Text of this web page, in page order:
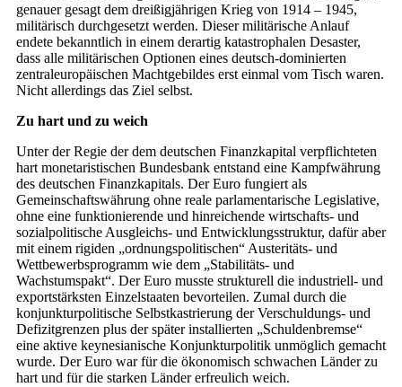
genauer gesagt dem dreißigjährigen Krieg von 1914 – 1945,
militärisch durchgesetzt werden. Dieser militärische Anlauf
endete bekanntlich in einem derartig katastrophalen Desaster,
dass alle militärischen Optionen eines deutsch-dominierten
zentraleuropäischen Machtgebildes erst einmal vom Tisch waren.
Nicht allerdings das Ziel selbst.
Zu hart und zu weich
Unter der Regie der dem deutschen Finanzkapital verpflichteten
hart monetaristischen Bundesbank entstand eine Kampfwährung
des deutschen Finanzkapitals. Der Euro fungiert als
Gemeinschaftswährung ohne reale parlamentarische Legislative,
ohne eine funktionierende und hinreichende wirtschafts- und
sozialpolitische Ausgleichs- und Entwicklungsstruktur, dafür aber
mit einem rigiden „ordnungspolitischen“ Austeritäts- und
Wettbewerbs­programm wie dem „Stabilitäts- und
Wachstumspakt“. Der Euro musste strukturell die industriell- und
exportstärksten Einzelstaaten bevorteilen. Zumal durch die
konjunkturpolitische Selbstkastrierung der Verschuldungs- und
Defizitgrenzen plus der später in­stallierten „Schuldenbremse“
eine aktive keynesianische Konjunkturpolitik unmöglich gemacht
wurde. Der Euro war für die ökonomisch schwachen Länder zu
hart und für die starken Länder erfreulich weich.